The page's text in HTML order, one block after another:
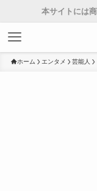
本サイトには
ホーム エンタメ 芸能人